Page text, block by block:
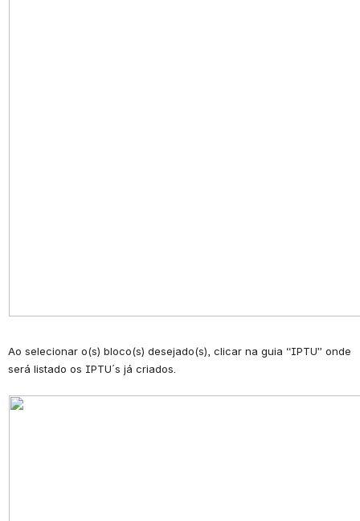
Ao selecionar o(s) bloco(s) desejado(s), clicar na guia “IPTU” onde
será listado os IPTU´s já criados.